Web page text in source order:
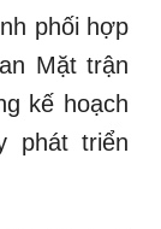
phối hợp
Mặt trận
kế hoạch
phát triển